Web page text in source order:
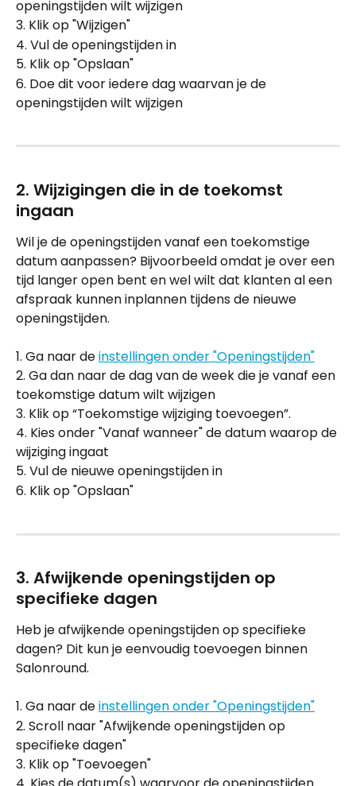
openingstijden wilt wijzigen
3. Klik op "Wijzigen"
4. Vul de openingstijden in
5. Klik op "Opslaan"
6. Doe dit voor iedere dag waarvan je de
openingstijden wilt wijzigen
2. Wijzigingen die in de toekomst
ingaan
Wil je de openingstijden vanaf een toekomstige
datum aanpassen? Bijvoorbeeld omdat je over een
tijd langer open bent en wel wilt dat klanten al een
afspraak kunnen inplannen tijdens de nieuwe
openingstijden.
1. Ga naar de instellingen onder "Openingstijden"
2. Ga dan naar de dag van de week die je vanaf een
toekomstige datum wilt wijzigen
3. Klik op “Toekomstige wijziging toevoegen”.
4. Kies onder "Vanaf wanneer" de datum waarop de
wijziging ingaat
5. Vul de nieuwe openingstijden in
6. Klik op "Opslaan"
3. Afwijkende openingstijden op
specifieke dagen
Heb je afwijkende openingstijden op specifieke
dagen? Dit kun je eenvoudig toevoegen binnen
Salonround.
1. Ga naar de instellingen onder "Openingstijden"
2. Scroll naar "Afwijkende openingstijden op
specifieke dagen"
3. Klik op "Toevoegen"